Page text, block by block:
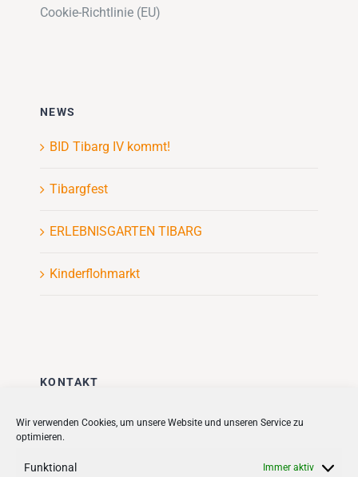
Wir verwenden Cookies, um unsere Website und unseren Service zu
optimieren.
Funktional Immer aktiv
Cookie-Richtlinie (EU)
NEWS
BID Tibarg IV kommt!
Tibargfest
ERLEBNISGARTEN TIBARG
Kinderflohmarkt
KONTAKT
Stadt + Handel City- und
Quartiersmanagement